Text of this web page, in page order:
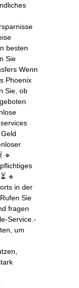
besten
Sie
Wenn
Phoenix
Sie, ob
🔹
🔹
in der
Sie
fragen
um